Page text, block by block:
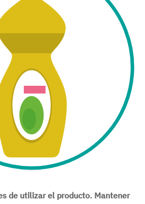
de utilizar el producto. Mantener